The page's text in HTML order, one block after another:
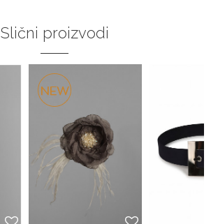
Slični proizvodi